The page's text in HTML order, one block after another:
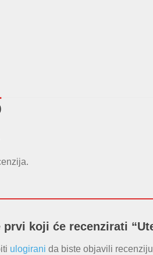
prvi koji će recenzirati
ulogirani da biste objavili